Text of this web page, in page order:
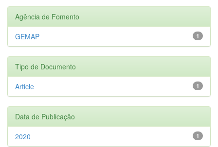
Agência de Fomento
1
GEMAP
Tipo de Documento
1
Article
Data de Publicação
1
2020